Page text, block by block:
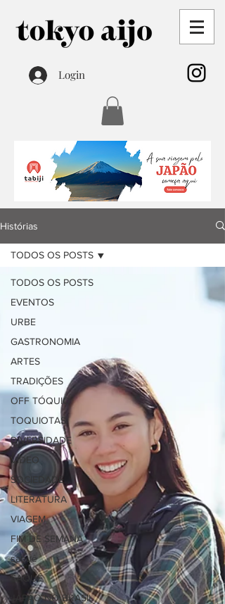
Login
Histórias
TODOS OS POSTS
EVENTOS
URBE
GASTRONOMIA
ARTES
TRADIÇÕES
OFF TÓQUIO
TOQUIOTAS
DIVERSIDADE
VÍDEO
SOCIEDADE
LITERATURA
VIAGEM
FIM DE SEMANA
saquê
SAQUÊ
JAPÃO NO BRASIL
TODOS OS POSTS